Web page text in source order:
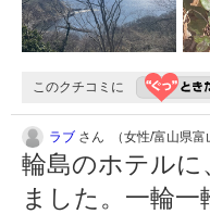
このクチコミに
ラブ さん （女性/富山県富
輪島のホテルに
ました。一輪